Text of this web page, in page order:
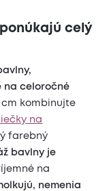
celý
na celoročné
cm kombinujte
na
farebný
bavlny je
na
nemenia